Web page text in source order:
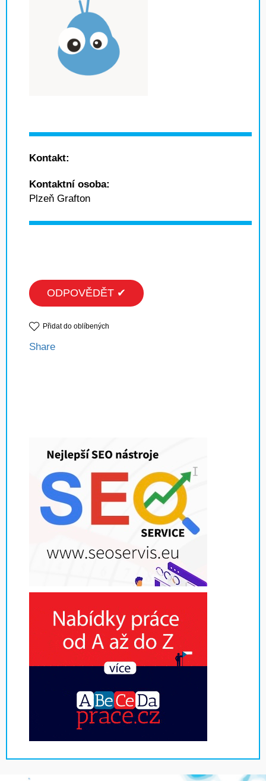
Kontakt:
Kontaktní osoba:
Plzeň Grafton
ODPOVĚDĚT ✔
Přidat do oblíbených
Share